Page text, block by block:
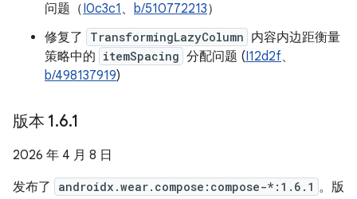
问题（I0c3c1 、 b/510772213）
修复了
TransformingLazyColumn 内容内边距衡量
策略中的 itemSpacing 分配问题 (I12d2f、
b/498137919)
版本 1.6.1
2026 年 4 月 8 日
发布了
androidx.wear.compose:compose-*:1.6.1 。版